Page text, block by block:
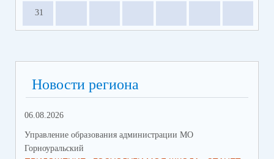
31
Новости региона
06.08.2026
Управление образования администрации МО
Горноуральский